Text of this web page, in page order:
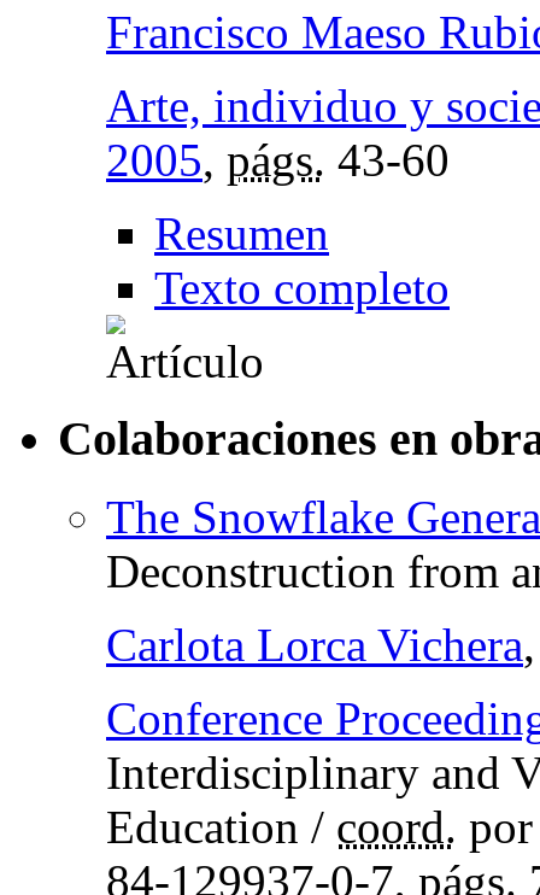
Francisco Maeso
Arte, individuo y
2005, págs. 43-60
Resumen
Texto completo
Colaboraciones en
The Snowflake
Deconstruction from
Carlota Lorca Vichera
Conference
Interdisciplinary and
Education / coord.
84-129937-0-7, págs.